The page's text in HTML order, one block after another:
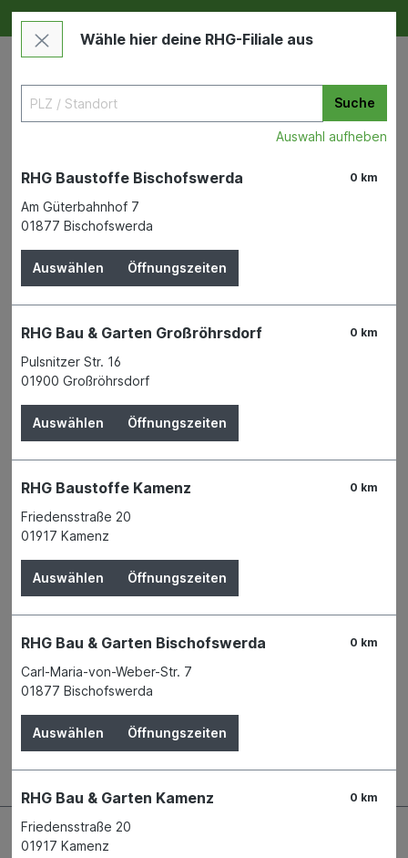
Deine RHG NEU ERLEBEN
21.09.22
Knauf Insulation
Crew NEWS
Im Sommer viel zu warm; im Winter zu
Problem.🙄
Die Produkte von Knauf Insulation sorgen
durch kombinierte Schichten aus
natürlichen Mineralwolle-Dämmstoffen
für ein angenehmes Wohnen unter dem
Wähle hier deine RHG-Filiale aus
Suche
Auswahl aufheben
0 km
RHG Baustoffe Bischofswerda
Am Güterbahnhof 7
01877 Bischofswerda
Auswählen Öffnungszeiten
0 km
RHG Bau & Garten Großröhrsdorf
Pulsnitzer Str. 16
01900 Großröhrsdorf
Auswählen Öffnungszeiten
0 km
RHG Baustoffe Kamenz
Friedensstraße 20
01917 Kamenz
Auswählen Öffnungszeiten
0 km
RHG Bau & Garten Bischofswerda
Carl-Maria-von-Weber-Str. 7
01877 Bischofswerda
Auswählen Öffnungszeiten
0 km
RHG Bau & Garten Kamenz
Friedensstraße 20
01917 Kamenz